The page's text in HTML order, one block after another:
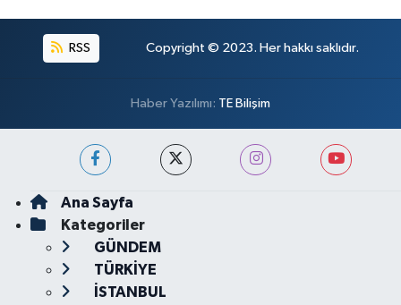
RSS Copyright © 2023. Her hakkı saklıdır.
Haber Yazılımı: TE Bilişim
Ana Sayfa
Kategoriler
GÜNDEM
TÜRKİYE
İSTANBUL